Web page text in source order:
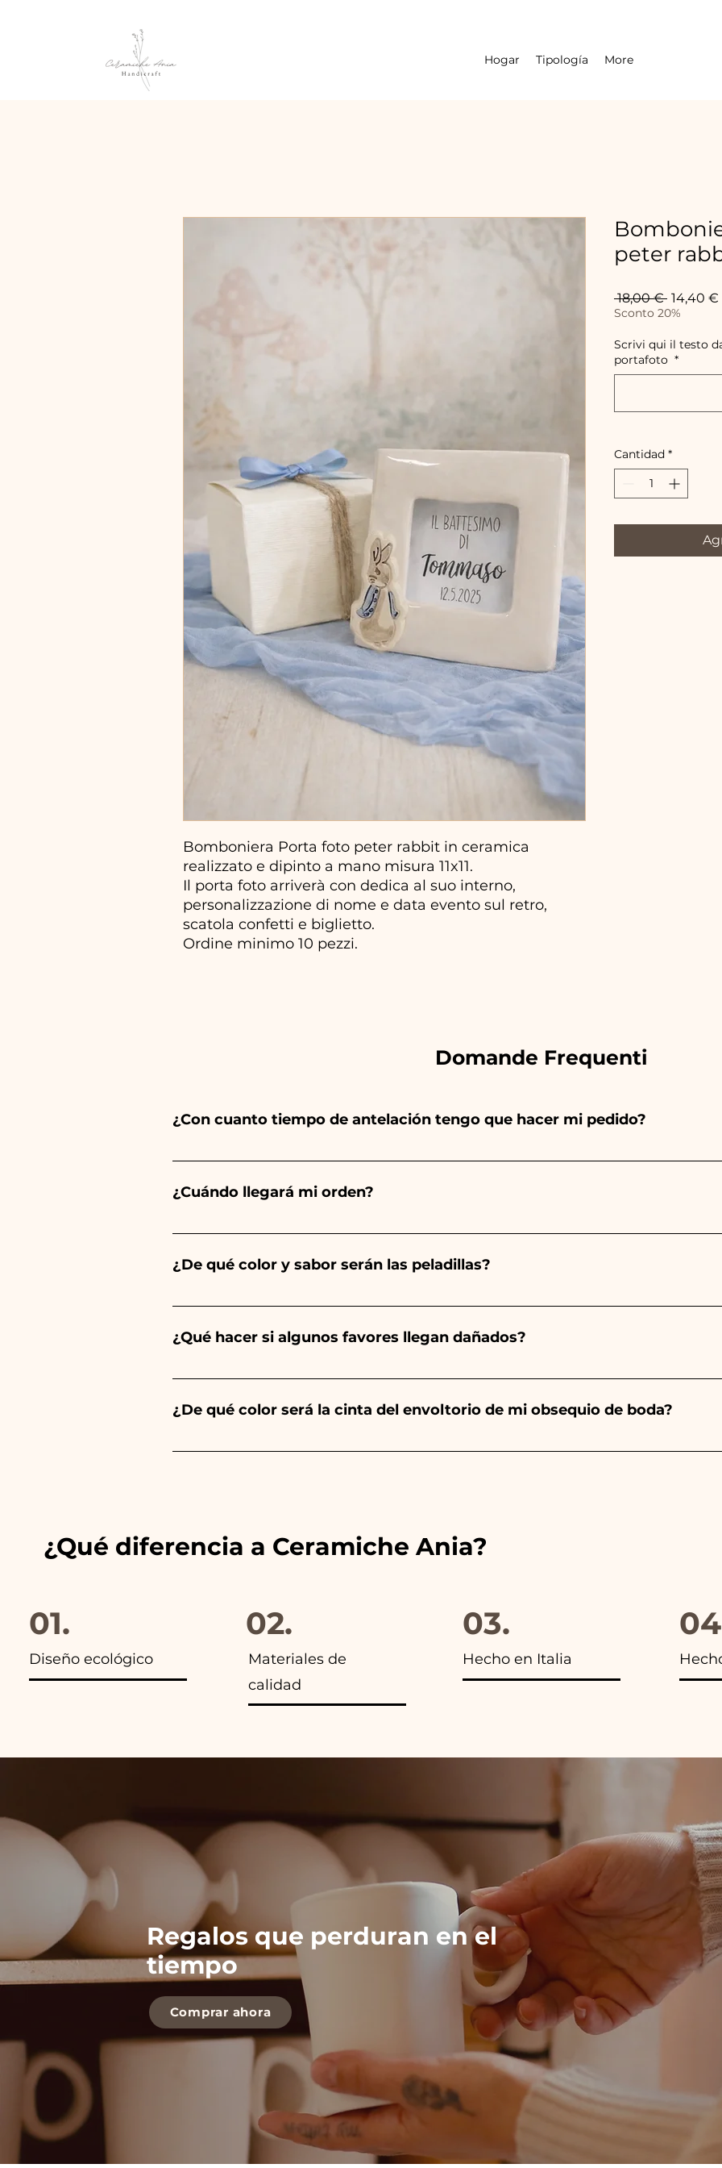
Hogar Tipología More
Bomboniera Porta foto peter rabbit in ceramica
realizzato e dipinto a mano misura 11x11.
Il porta foto arriverà con dedica al suo interno,
personalizzazione di nome e data evento sul retro,
scatola confetti e biglietto.
Ordine minimo 10 pezzi.
peter
18,00 € Precio
14,40 €
Sconto 20%
Scrivi qui il testo
portafoto *
Cantidad *
Domande Frequenti
¿Con cuanto tiempo de antelación tengo que hacer mi pedido?
Ceramiche Ania crea y pinta totalmente a mano, ¡por lo que su creación lleva
tu evento es antes de los horarios indicados, ¡contáctanos para solicitar información
¿Cuándo llegará mi orden?
Se garantiza la recepción del pedido 10/15 días antes del evento.
¿De qué color y sabor serán las peladillas?
El sabor de las peladillas siempre será almendrado, el color varía según el tipo de
Comunión, Confirmación y Boda será de color blanco. - Para Graduación, será Rojo
¿Qué hacer si algunos favores llegan dañados?
Llevamos muchos años en el sector y sabemos cuidar tus pedidos pero si algo se
¿De qué color será la cinta del envoltorio de mi obsequio de boda?
Siempre combinamos los colores de las cintas con los colores del detalle de boda
¿Qué diferencia a Ceramiche Ania?
01.
Diseño ecológico
02.
Materiales de
calidad
03.
Hecho en Italia
Regalos que perduran en el
tiempo
Comprar ahora